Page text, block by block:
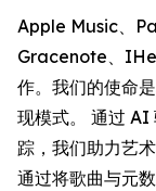
Apple Music、
Gracenote、
作。我们的使命
现模式。 通过 AI
踪，我们助力艺
通过将歌曲与元